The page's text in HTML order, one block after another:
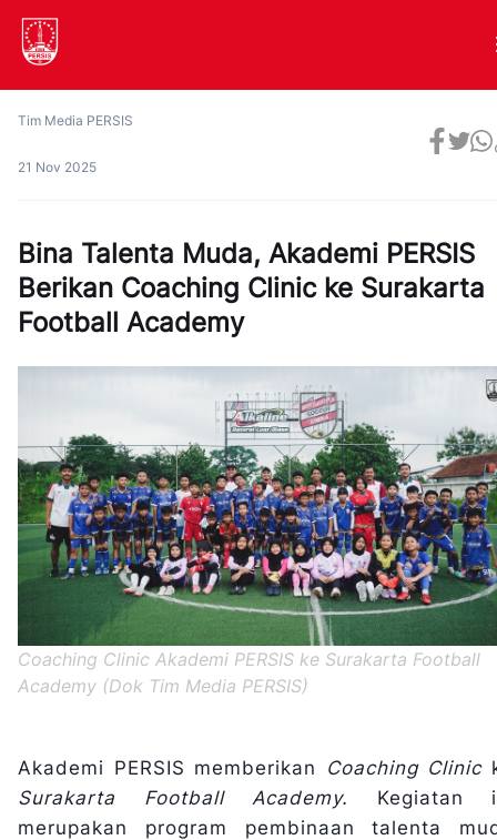
Tim Media PERSIS
21 Nov 2025
Bina Talenta Muda, Akademi PERSIS
Berikan Coaching Clinic ke Surakarta
Football Academy
Coaching Clinic Akademi PERSIS ke Surakarta Football
Academy (Dok Tim Media PERSIS)
Akademi PERSIS memberikan Coaching Clinic
Surakarta Football Academy. Kegiatan
merupakan program pembinaan talenta